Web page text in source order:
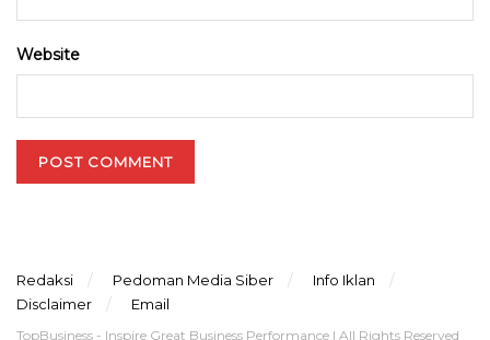
Website
Redaksi Pedoman Media Siber
Info Iklan
Disclaimer
Email
TopBusiness - Inspire Great Business Performance | All Rights Reserved